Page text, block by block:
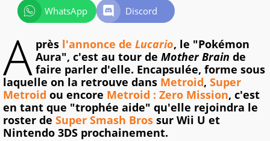
WhatsApp
Discord
A près l'annonce de Lucario, le "Pokémon
Aura", c'est au tour de Mother Brain de
faire parler d'elle. Encapsulée, forme sous
laquelle on la retrouve dans Metroid, Super
Metroid ou encore Metroid : Zero Mission, c'est
en tant que "trophée aide" qu'elle rejoindra le
roster de Super Smash Bros sur Wii U et
Nintendo 3DS prochainement.